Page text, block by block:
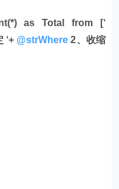
as Total from [‘
‘+ @strWhere 2、收缩